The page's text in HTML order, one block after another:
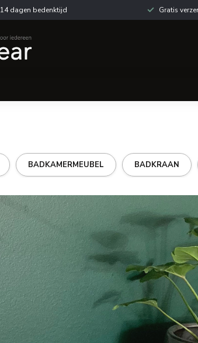
14 dagen bedenktijd Gratis
BADKAMERMEUBEL BADKRAAN